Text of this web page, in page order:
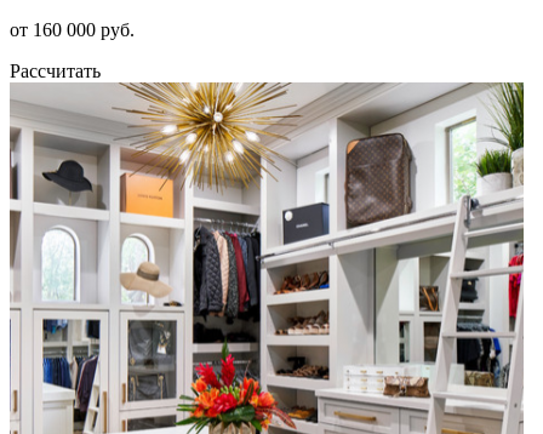
от 160 000 руб.
Рассчитать